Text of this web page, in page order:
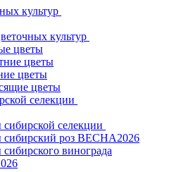
культур
культур
цветы
цветы
цветы
цветы
селекции
селекции
роз ВЕСНА2026
винограда